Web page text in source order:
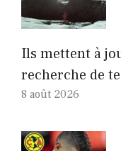
Ils mettent à
recherche de
8 août 2026